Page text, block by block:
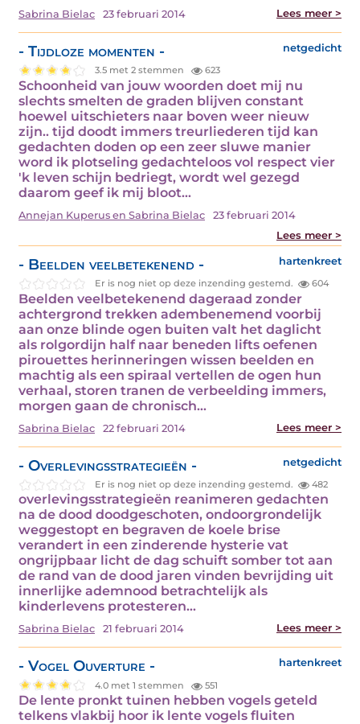
Sabrina Bielac 23 februari 2014 Lees meer >
- Tijdloze momenten - netgedicht
3.5 met 2 stemmen 623
Schoonheid van jouw woorden doet mij nu
slechts smelten de graden blijven constant
hoewel uitschieters naar boven weer nieuw
zijn.. tijd doodt immers treurliederen tijd kan
gedachten doden op een zeer sluwe manier
word ik plotseling gedachteloos vol respect vier
'k leven schijn bedriegt, wordt wel gezegd
daarom geef ik mij bloot…
Annejan Kuperus en Sabrina Bielac
23 februari 2014
Lees meer >
- Beelden veelbetekenend - hartenkreet
Er is nog niet op deze inzending gestemd. 604
Beelden veelbetekenend dageraad zonder
achtergrond trekken adembenemend voorbij
aan onze blinde ogen buiten valt het daglicht
als rolgordijn half naar beneden lifts oefenen
pirouettes herinneringen wissen beelden en
machtig als een spiraal vertellen de ogen hun
verhaal, storen tranen de verbeelding immers,
morgen gaan de chronisch…
Sabrina Bielac 22 februari 2014 Lees meer >
- Overlevingsstrategieën - netgedicht
Er is nog niet op deze inzending gestemd. 482
overlevingsstrategieën reanimeren gedachten
na de dood doodgeschoten, ondoorgrondelijk
weggestopt en begraven de koele brise
verandert in een zinderende hysterie vat
ongrijpbaar licht de dag schuift somber tot aan
de rand van de dood jaren vinden bevrijding uit
innerlijke ademnood betrachtelijk als
kinderlevens protesteren…
Sabrina Bielac 21 februari 2014 Lees meer >
- Vogel Ouverture - hartenkreet
4.0 met 1 stemmen 551
De lente pronkt tuinen hebben vogels geteld
telkens vlakbij hoor ik lente vogels fluiten